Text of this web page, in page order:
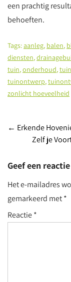
een prachtig
behoeften.
Tags:aanleg, balen,
diensten,
tuin,onderhoud,
tuinontwerp,
zonlicht hoeveelheid
Post
← Erkende
Zelf je
Geef een reactie
Het e-mailadres
gemarkeerd met*
Reactie*